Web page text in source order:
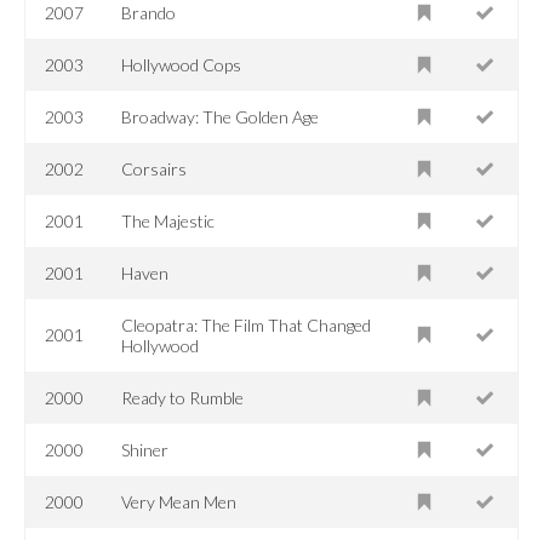
2007 Brando
2003 Hollywood Cops
2003 Broadway: The Golden Age
2002 Corsairs
2001 The Majestic
2001 Haven
2001
Cleopatra: The Film That Changed
Hollywood
2000 Ready to Rumble
2000 Shiner
2000 Very Mean Men